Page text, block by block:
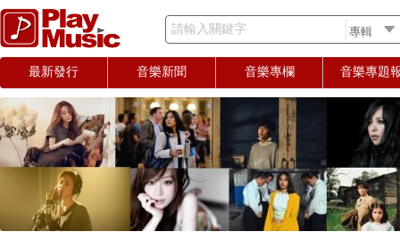
請輸入關鍵字
最新發行 音樂新聞 音樂專欄 音樂專題